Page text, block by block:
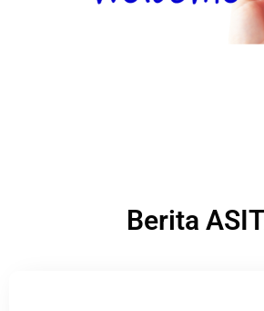
Berita